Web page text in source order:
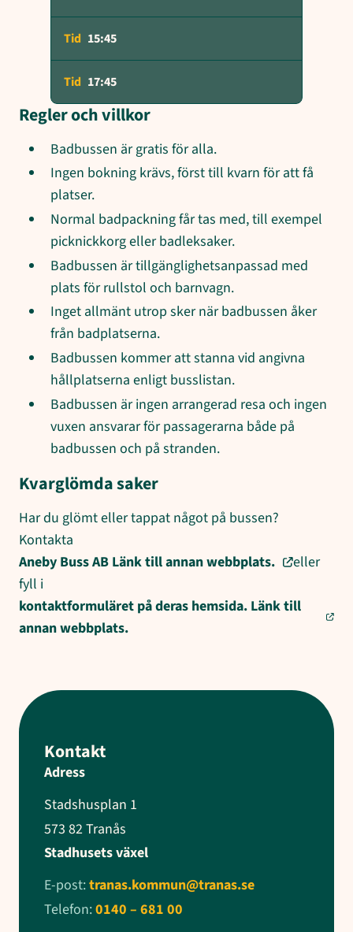
15:45
17:45
Regler och villkor
Badbussen är gratis för alla.
Ingen bokning krävs, först till kvarn för att få
platser.
Normal badpackning får tas med, till exempel
picknickkorg eller badleksaker.
Badbussen är tillgänglighetsanpassad med
plats för rullstol och barnvagn.
Inget allmänt utrop sker när badbussen åker
från badplatserna.
Badbussen kommer att stanna vid angivna
hållplatserna enligt busslistan.
Badbussen är ingen arrangerad resa och ingen
vuxen ansvarar för passagerarna både på
badbussen och på stranden.
Kvarglömda saker
Har du glömt eller tappat något på bussen?
Kontakta
Aneby Buss AB Länk till annan webbplats.
eller
fyll i
kontaktformuläret på deras hemsida. Länk till
annan webbplats.
Kontakt
Adress
Stadshusplan 1
573 82 Tranås
Stadhusets växel
E-post:tranas.kommun@tranas.se
Telefon:0140 – 681 00